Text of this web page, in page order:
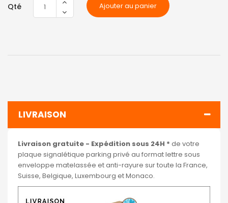
Qté Ajouter au panier
LIVRAISON
Livraison gratuite - Expédition sous 24H * de votre
plaque signalétique parking privé au format lettre sous
enveloppe matelassée et anti-rayure sur toute la France,
Suisse, Belgique, Luxembourg et Monaco.